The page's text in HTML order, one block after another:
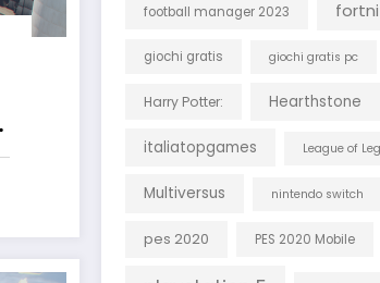
football manager 2023
giochi gratis giochi gratis pc
Harry Potter: Hearthstone
italiatopgames League of
Multiversus nintendo switch
pes 2020 PES 2020 Mobile